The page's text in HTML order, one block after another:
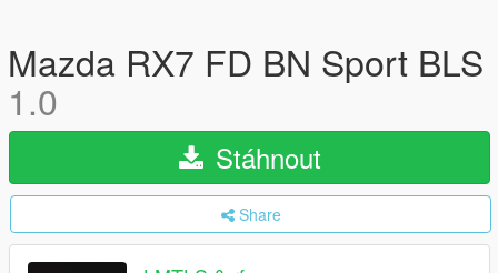
Mazda RX7 FD BN Sport BLS
1.0
Stáhnout
Share